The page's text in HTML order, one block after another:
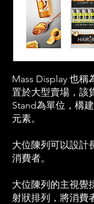
Mass Display 也稱
置於大型賣場， 該
Stand為單位， 構
元素。
大位陳列可以設計
消費者。
大位陳列的主視覺
射狀排列，將消費